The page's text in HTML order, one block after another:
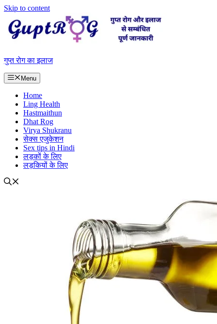
Skip to content
गुप्त रोग का इलाज
Menu
Home
Ling Health
Hastmaithun
Dhat Rog
Virya Shukranu
सेक्स एजुकेशन
Sex tips in Hindi
लड़कों के लिए
लड़कियों के लिए